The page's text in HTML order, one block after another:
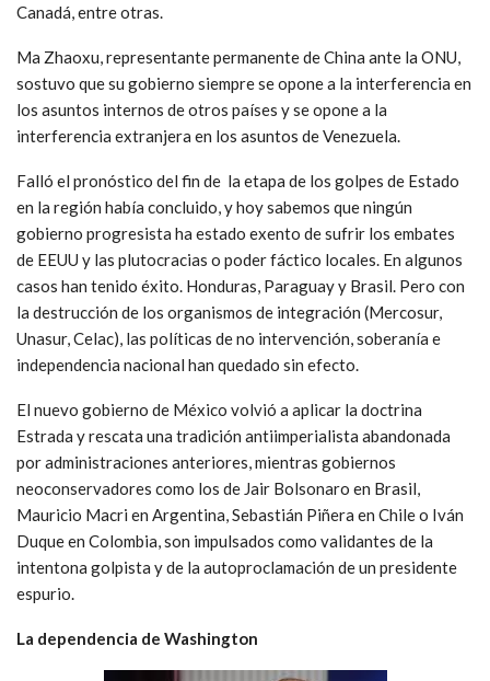
Canadá, entre otras.
Ma Zhaoxu, representante permanente de China ante la ONU,
sostuvo que su gobierno siempre se opone a la interferencia en
los asuntos internos de otros países y se opone a la
interferencia extranjera en los asuntos de Venezuela.
Falló el pronóstico del fin de la etapa de los golpes de Estado
en la región había concluido, y hoy sabemos que ningún
gobierno progresista ha estado exento de sufrir los embates
de EEUU y las plutocracias o poder fáctico locales. En algunos
casos han tenido éxito. Honduras, Paraguay y Brasil. Pero con
la destrucción de los organismos de integración (Mercosur,
Unasur, Celac), las políticas de no intervención, soberanía e
independencia nacional han quedado sin efecto.
El nuevo gobierno de México volvió a aplicar la doctrina
Estrada y rescata una tradición antiimperialista abandonada
por administraciones anteriores, mientras gobiernos
neoconservadores como los de Jair Bolsonaro en Brasil,
Mauricio Macri en Argentina, Sebastián Piñera en Chile o Iván
Duque en Colombia, son impulsados como validantes de la
intentona golpista y de la autoproclamación de un presidente
espurio.
La dependencia de Washington